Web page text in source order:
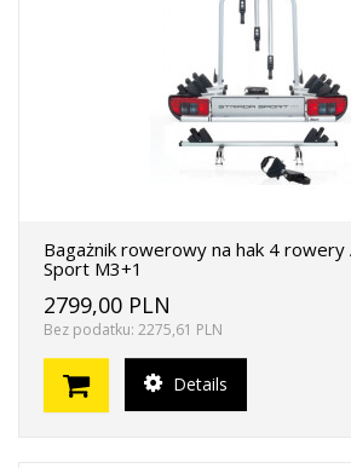
Bagażnik rowerowy na hak 4 rowery
Sport M3+1
2799,00 PLN
Bez podatku: 2275,61 PLN
Details